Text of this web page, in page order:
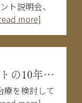
ト説明会、
more]
インプラントの10年後はどうなる？長持ちする人・しない人の違い
療を検討して